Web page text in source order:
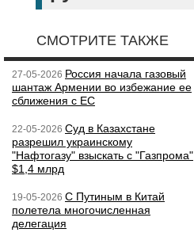
СМОТРИТЕ ТАКЖЕ
27-05-2026 Россия начала газовый
шантаж Армении во избежание ее
сближения с ЕС
22-05-2026 Суд в Казахстане
разрешил украинскому
"Нафтогазу" взыскать с "Газпрома"
$1,4 млрд
19-05-2026 С Путиным в Китай
полетела многочисленная
делегация